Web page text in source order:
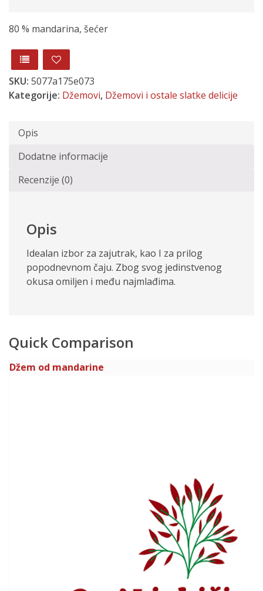
80 % mandarina, šećer
SKU: 5077a175e073
Kategorije: Džemovi, Džemovi i ostale slatke delicije
Opis
Dodatne informacije
Recenzije (0)
Opis
Idealan izbor za zajutrak, kao I za prilog
popodnevnom čaju. Zbog svog jedinstvenog
okusa omiljen i među najmlađima.
Quick Comparison
Džem od mandarine